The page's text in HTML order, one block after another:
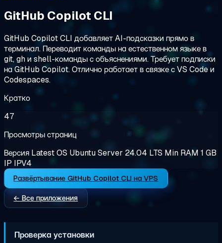
GitHub Copilot CLI
GitHub Copilot CLI добавляет AI-подсказки прямо в
терминал. Переводит команды на естественном языке в
git, gh и shell-команды с объяснениями. Требует подписки
на GitHub Copilot. Отлично работает в связке с VS Code и
Codespaces.
Кратко
47
Просмотры страниц
Версия LatestOS Ubuntu Server 24.04 LTS Min RAM 1 GB
IP IPV4
Развёртывание GitHub Copilot CLI на VPS
← Все приложения
Проверка установки